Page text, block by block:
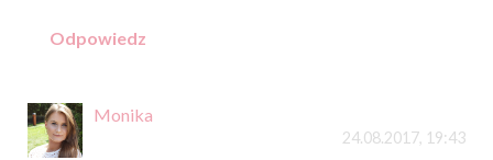
Odpowiedz
Monika
24.08.2017, 19:43